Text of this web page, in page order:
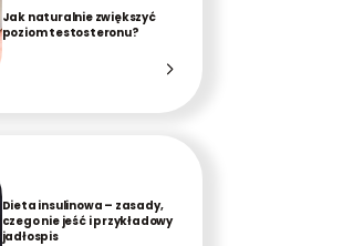
Jak naturalnie zwiększyć
poziom testosteronu?
Dieta insulinowa – zasady,
czego nie jeść i przykładowy
jadłospis